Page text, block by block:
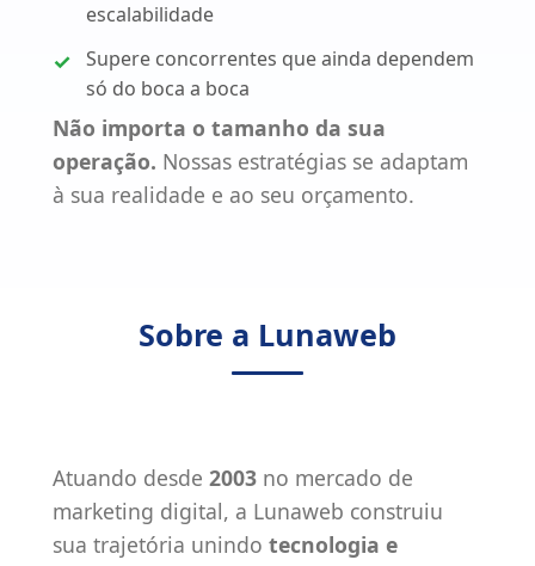
escalabilidade
Supere concorrentes que ainda dependem
só do boca a boca
Não importa o tamanho da sua
operação. Nossas estratégias se adaptam
à sua realidade e ao seu orçamento.
Sobre a Lunaweb
Atuando desde 2003 no mercado de
marketing digital, a Lunaweb construiu
sua trajetória unindo tecnologia e